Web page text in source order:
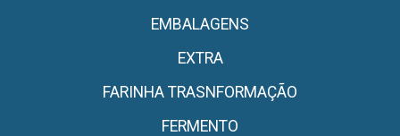
EMBALAGENS
EXTRA
FARINHA TRASNFORMAÇÃO
FERMENTO